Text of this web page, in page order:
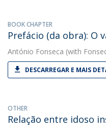
BOOK CHAPTER
Prefácio (da obra): O
António Fonseca (with
DESCARREGAR E MAIS
OTHER
Relação entre idoso